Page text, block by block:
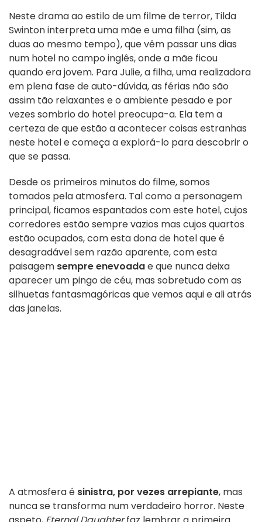
Neste drama ao estilo de um filme de terror, Tilda
Swinton interpreta uma mãe e uma filha (sim, as
duas ao mesmo tempo), que vêm passar uns dias
num hotel no campo inglês, onde a mãe ficou
quando era jovem. Para Julie, a filha, uma realizadora
em plena fase de auto-dúvida, as férias não são
assim tão relaxantes e o ambiente pesado e por
vezes sombrio do hotel preocupa-a. Ela tem a
certeza de que estão a acontecer coisas estranhas
neste hotel e começa a explorá-lo para descobrir o
que se passa.
Desde os primeiros minutos do filme, somos
tomados pela atmosfera. Tal como a personagem
principal, ficamos espantados com este hotel, cujos
corredores estão sempre vazios mas cujos quartos
estão ocupados, com esta dona de hotel que é
desagradável sem razão aparente, com esta
paisagem sempre enevoadae que nunca deixa
aparecer um pingo de céu, mas sobretudo com as
silhuetas fantasmagóricas que vemos aqui e ali atrás
das janelas.
A atmosfera é sinistra, por vezes arrepiante, mas
nunca se transforma num verdadeiro horror. Neste